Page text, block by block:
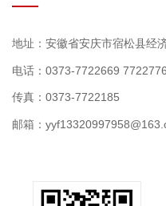
地址：安徽省安庆市宿松县经
电话：0373-7722669
传真：0373-7722185
邮箱：